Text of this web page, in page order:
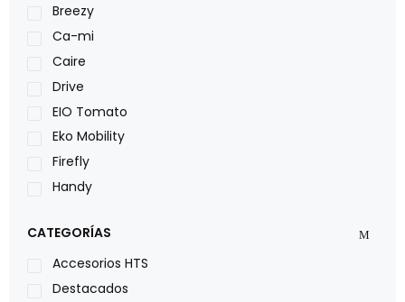
Breezy
Ca-mi
Caire
Drive
EIO Tomato
Eko Mobility
Firefly
Handy
Leggero
Lumex
Medical Store
CATEGORÍAS
Accesorios HTS
Destacados